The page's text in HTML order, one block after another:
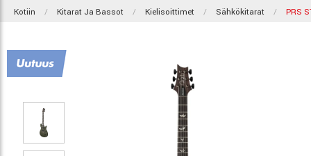
Kotiin Kitarat Ja Bassot Kielisoittimet Sähkökitarat PRS